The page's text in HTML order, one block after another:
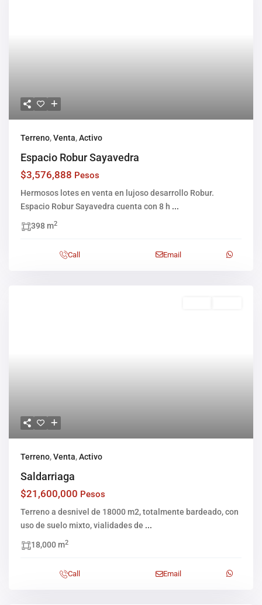
Terreno,Venta,Activo
Espacio Robur Sayavedra
$3,576,888 Pesos
Hermosos lotes en venta en lujoso desarrollo Robur.
Espacio Robur Sayavedra cuenta con 8 h ...
398 m2
Call Email
Terreno,Venta,Activo
Saldarriaga
$21,600,000 Pesos
Terreno a desnivel de 18000 m2, totalmente bardeado, con
uso de suelo mixto, vialidades de ...
18,000 m2
Call Email